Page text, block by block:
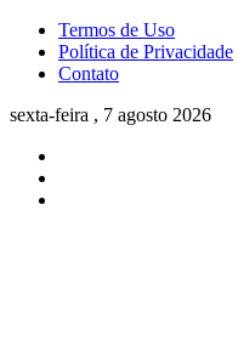
Termos de Uso
Política de Privacidade
Contato
sexta-feira , 7 agosto 2026